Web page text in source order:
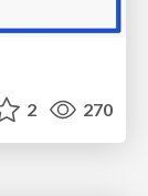
2 270